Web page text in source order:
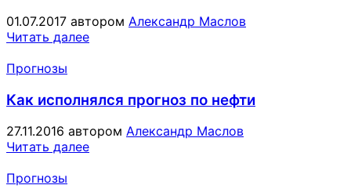
01.07.2017 автором Александр Маслов
Читать далее
Прогнозы
Как исполнялся прогноз по нефти
27.11.2016 автором Александр Маслов
Читать далее
Прогнозы